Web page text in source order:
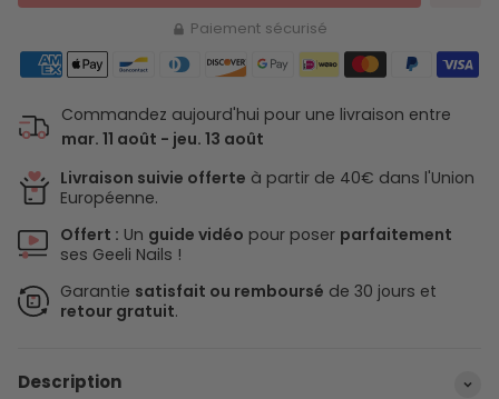
Paiement sécurisé
Commandez aujourd'hui pour une livraison entre
mar. 11 août - jeu. 13 août
Livraison suivie offerte à partir de 40€ dans l'Union
Européenne.
Offert : Un guide vidéo pour poser parfaitement
ses Geeli Nails !
Garantie satisfait ou remboursé de 30 jours et
retour gratuit.
Description